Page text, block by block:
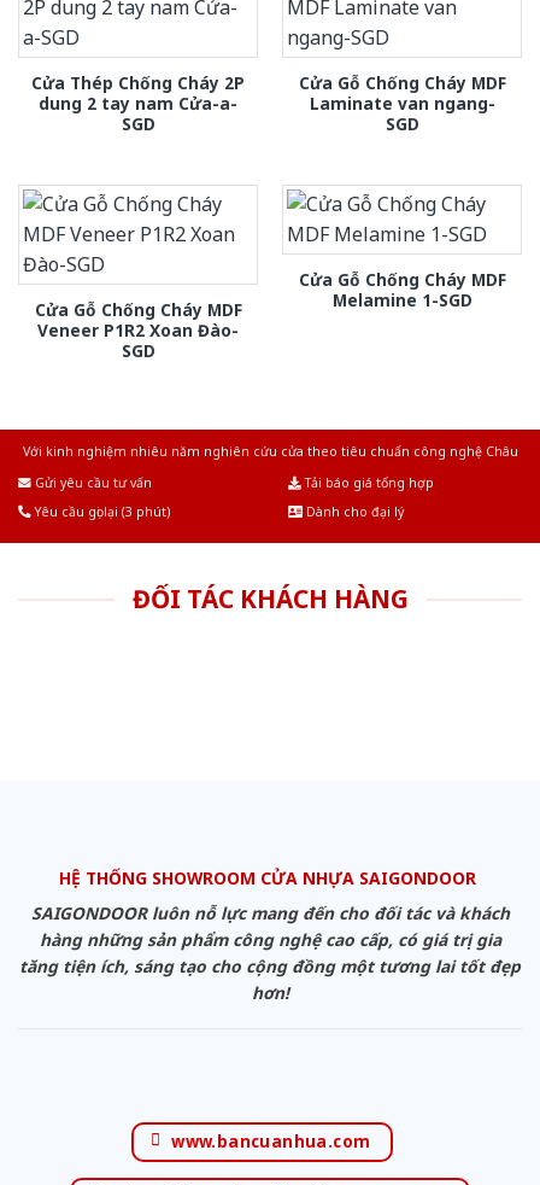
Cửa Thép Chống Cháy 2P
dung 2 tay nam Cửa-a-
SGD
Cửa Gỗ Chống Cháy MDF
Laminate van ngang-
SGD
Cửa Gỗ Chống Cháy MDF
Veneer P1R2 Xoan Đào-
SGD
Cửa Gỗ Chống Cháy MDF
Melamine 1-SGD
Với kinh nghiệm nhiêu năm nghiên cứu cửa theo tiêu chuẩn công nghệ Châu
Gửi yêu cầu tư vấn
Tải báo giá tổng hợp
Yêu cầu gọi lại (3 phút)
Dành cho đại lý
ĐỐI TÁC KHÁCH HÀNG
HỆ THỐNG SHOWROOM CỬA NHỰA SAIGONDOOR
SAIGONDOOR luôn nỗ lực mang đến cho đối tác và khách
hàng những sản phẩm công nghệ cao cấp, có giá trị gia
tăng tiện ích, sáng tạo cho cộng đồng một tương lai tốt đẹp
hơn!
www.bancuanhua.com